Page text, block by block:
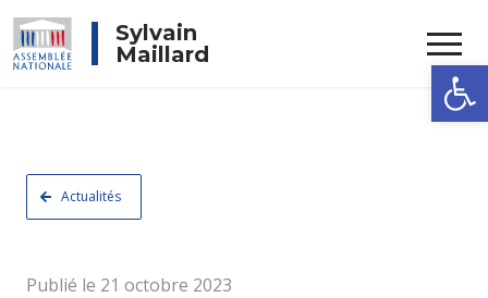
Ouvrir
Sylvain
Maillard
Actualités
Publié le 21 octobre 2023